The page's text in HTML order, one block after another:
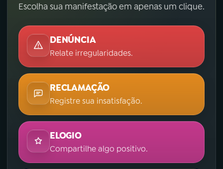
Escolha sua manifestação em apenas um clique.
DENÚNCIA
Relate irregularidades.
RECLAMAÇÃO
Registre sua insatisfação.
ELOGIO
Compartilhe algo positivo.